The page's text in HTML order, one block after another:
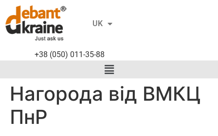
UK
EN
+38 (050) 011-35-88
Нагорода від ВМКЦ
ПнР